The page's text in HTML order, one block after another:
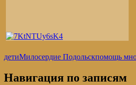
детиМилосердие Подольскпомощь
Навигация по записям